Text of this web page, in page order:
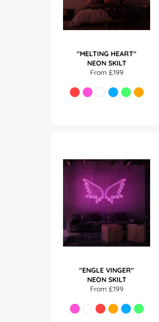
"MELTING HEART"
NEON SKILT
From £199
"ENGLE VINGER"
NEON SKILT
From £199